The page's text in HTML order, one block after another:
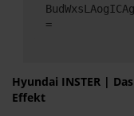
=
Hyundai INSTER |
Effekt